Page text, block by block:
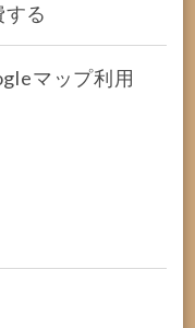
る
マップ利用